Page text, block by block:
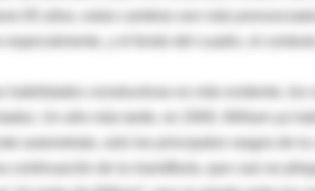
especialmente, y el fondo del cuadro, el
habilidades constructivas es más evidente,
autorretrato, solo los principales rasgos de
continuación de la mandíbula, que casi se